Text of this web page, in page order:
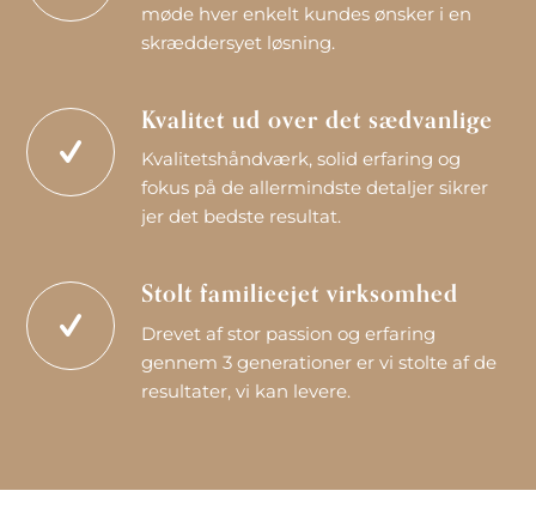
møde hver enkelt kundes ønsker i en
skræddersyet løsning.
Kvalitet ud over det sædvanlige
Kvalitetshåndværk, solid erfaring og
fokus på de allermindste detaljer sikrer
jer det bedste resultat.
Stolt familieejet virksomhed
Drevet af stor passion og erfaring
gennem 3 generationer er vi stolte af de
resultater, vi kan levere.